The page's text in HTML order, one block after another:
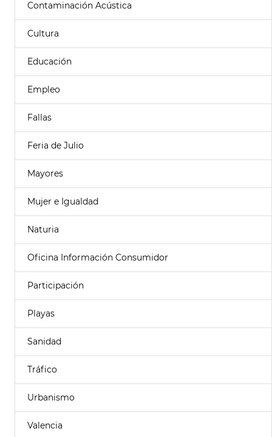
Contaminación Acústica
Cultura
Educación
Empleo
Fallas
Feria de Julio
Mayores
Mujer e Igualdad
Naturia
Oficina Información Consumidor
Participación
Playas
Sanidad
Tráfico
Urbanismo
Valencia